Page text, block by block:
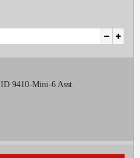
ID 9410-Mini-6 Asst.